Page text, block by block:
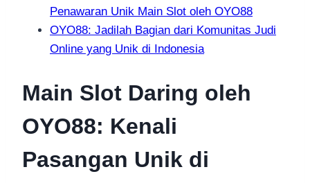
Penawaran Unik Main Slot oleh OYO88
OYO88: Jadilah Bagian dari Komunitas Judi
Online yang Unik di Indonesia
Main Slot Daring oleh
OYO88: Kenali
Pasangan Unik di